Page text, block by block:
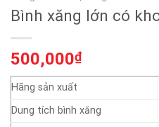
Bình xăng lớn có
500,000₫
Hãng sản xuất
Dung tích bình xăng